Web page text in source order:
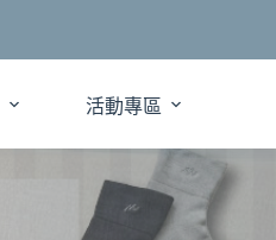
活動專區